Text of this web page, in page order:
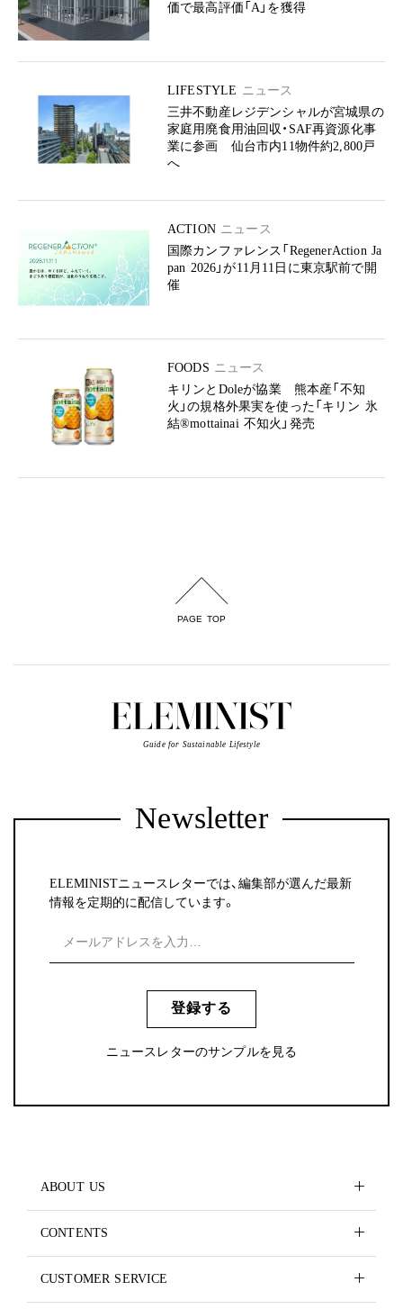
価で最高評価「A」を獲得
LIFESTYLE ニュース
三井不動産レジデンシャルが宮城県の
家庭用廃食用油回収・SAF再資源化事
業に参画 仙台市内11物件約2,800戸
へ
ACTION ニュース
国際カンファレンス「RegenerAction Ja
pan 2026」が11月11日に東京駅前で開
催
FOODS ニュース
キリンとDoleが協業 熊本産「不知
火」の規格外果実を使った「キリン 氷
結®mottainai 不知火」発売
PAGE TOP
Guide for Sustainable Lifestyle
Newsletter
ELEMINISTニュースレターでは、編集部が選んだ最新
情報を定期的に配信しています。
登録する
ニュースレターのサンプルを見る
ABOUT US
CONTENTS
CUSTOMER SERVICE